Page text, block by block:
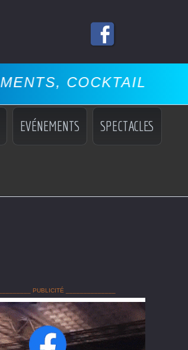
MISS,
EVÉNEMENTS SPECTACLES
PUBLICITÉ ______________